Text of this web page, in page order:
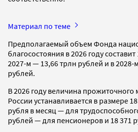
Материал по теме
Предполагаемый объем Фонда
благосостояния в 2026 году
2027-м — 13,66 трлн рублей и в 2028-
рублей.
В 2026 году величина
России устанавливается в размере
рубля в месяц — для
рублей — для пенсионеров и 18 371